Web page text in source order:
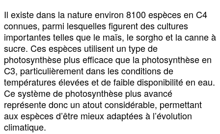
Il existe dans la nature environ 8100 espèces en C4
connues, parmi lesquelles figurent des cultures
importantes telles que le maïs, le sorgho et la canne à
sucre. Ces espèces utilisent un type de
photosynthèse plus efficace que la photosynthèse en
C3, particulièrement dans les conditions de
températures élevées et de faible disponibilité en eau.
Ce système de photosynthèse plus avancé
représente donc un atout considérable, permettant
aux espèces d’être mieux adaptées à l’évolution
climatique.